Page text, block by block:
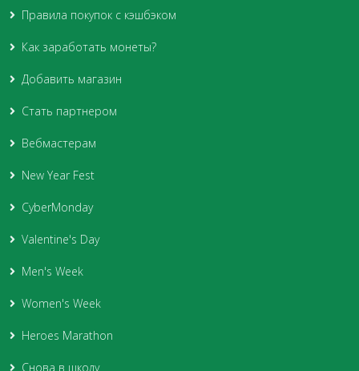
Правила покупок с кэшбэком
Как заработать монеты?
Добавить магазин
Стать партнером
Вебмастерам
New Year Fest
CyberMonday
Valentine's Day
Men's Week
Women's Week
Heroes Marathon
Снова в школу